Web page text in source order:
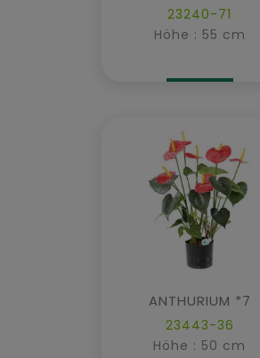
23240-71
Höhe : 55 cm
ANTHURIUM *7
23443-36
Höhe : 50 cm